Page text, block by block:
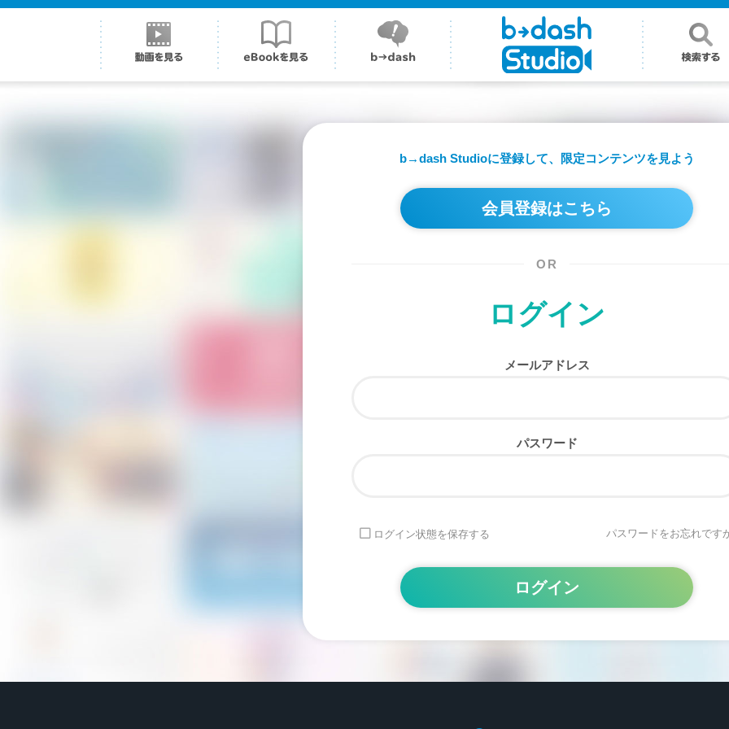
b→dash Studioに登録して、 限定コンテンツを見よう
会員登録はこちら
OR
ログイン
メールアドレス
パスワード
ログイン状態を保存する パスワードをお忘れです